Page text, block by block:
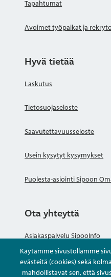
Käytämme sivustollamme
evästeitä (cookies) sekä
mahdollistavat sen, että
Tapahtumat
Avoimet työpaikat ja
Hyvä tietää
Laskutus
Tietosuojaseloste
Saavutettavuusseloste
Usein kysytyt kysymykset
Puolesta-asiointi Sipoon
Ota yhteyttä
Asiakaspalvelu SipooInfo
Anna palautetta